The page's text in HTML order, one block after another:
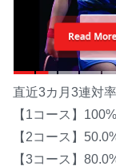
Read
直近3カ月3連対率
【1コース】100%
【2コース】
【3コース】